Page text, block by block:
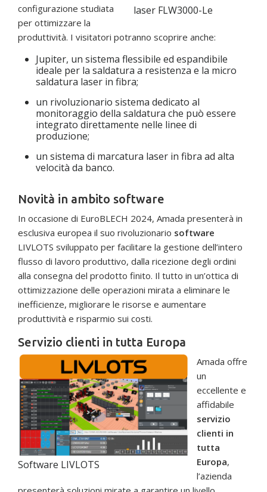
laser FLW3000-Le
configurazione studiata
per ottimizzare la
produttività. I visitatori potranno scoprire anche:
Jupiter, un sistema flessibile ed espandibile
ideale per la saldatura a resistenza e la micro
saldatura laser in fibra;
un rivoluzionario sistema dedicato al
monitoraggio della saldatura che può essere
integrato direttamente nelle linee di
produzione;
un sistema di marcatura laser in fibra ad alta
velocità da banco.
Novità in ambito software
In occasione di EuroBLECH 2024, Amada presenterà in
esclusiva europea il suo rivoluzionario software
LIVLOTS sviluppato per facilitare la gestione dell’intero
flusso di lavoro produttivo, dalla ricezione degli ordini
alla consegna del prodotto finito. Il tutto in un’ottica di
ottimizzazione delle operazioni mirata a eliminare le
inefficienze, migliorare le risorse e aumentare
produttività e risparmio sui costi.
Servizio clienti in tutta Europa
Software LIVLOTS
Amada offre
un
eccellente e
affidabile
servizio
clienti in
tutta
Europa,
l’azienda